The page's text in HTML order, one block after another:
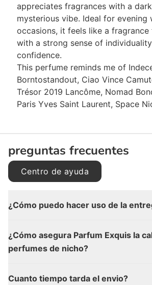
appreciates fragrances with a
mysterious vibe. Ideal for evening
occasions, it feels like a fragrance
with a strong sense of
confidence.
This perfume reminds me of
Borntostandout, Ciao Vince
Trésor 2019 Lancôme, Nomad
Paris Yves Saint Laurent, Space
preguntas frecuentes
Centro de ayuda
¿Cómo puedo hacer uso de la
¿Cómo asegura Parfum Exquis la
perfumes de nicho?
Cuanto tiempo tarda el envio?